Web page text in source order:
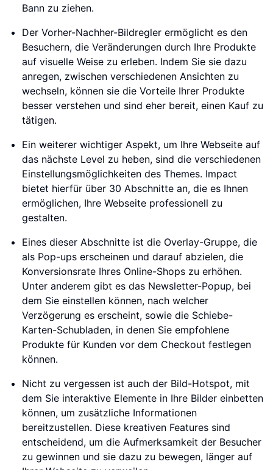
Bann zu ziehen.
Der Vorher-Nachher-Bildregler ermöglicht es den
Besuchern, die Veränderungen durch Ihre Produkte
auf visuelle Weise zu erleben. Indem Sie sie dazu
anregen, zwischen verschiedenen Ansichten zu
wechseln, können sie die Vorteile Ihrer Produkte
besser verstehen und sind eher bereit, einen Kauf zu
tätigen.
Ein weiterer wichtiger Aspekt, um Ihre Webseite auf
das nächste Level zu heben, sind die verschiedenen
Einstellungsmöglichkeiten des Themes. Impact
bietet hierfür über 30 Abschnitte an, die es Ihnen
ermöglichen, Ihre Webseite professionell zu
gestalten.
Eines dieser Abschnitte ist die Overlay-Gruppe, die
als Pop-ups erscheinen und darauf abzielen, die
Konversionsrate Ihres Online-Shops zu erhöhen.
Unter anderem gibt es das Newsletter-Popup, bei
dem Sie einstellen können, nach welcher
Verzögerung es erscheint, sowie die Schiebe-
Karten-Schubladen, in denen Sie empfohlene
Produkte für Kunden vor dem Checkout festlegen
können.
Nicht zu vergessen ist auch der Bild-Hotspot, mit
dem Sie interaktive Elemente in Ihre Bilder einbetten
können, um zusätzliche Informationen
bereitzustellen. Diese kreativen Features sind
entscheidend, um die Aufmerksamkeit der Besucher
zu gewinnen und sie dazu zu bewegen, länger auf